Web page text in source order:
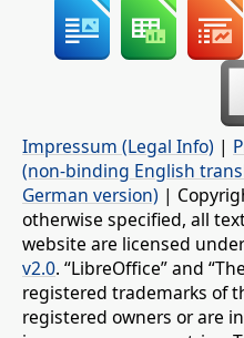
Impressum (Legal Info) |
(non-binding English
German version) |
otherwise specified, all
website are licensed
v2.0. “LibreOffice” and
registered trademarks of
registered owners or are